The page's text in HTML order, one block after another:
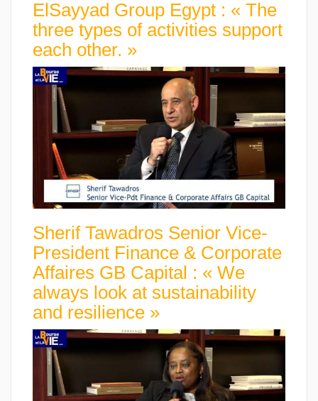
ElSayyad Group Egypt : « The
three types of activities support
each other. »
Sherif Tawadros Senior Vice-
President Finance & Corporate
Affaires GB Capital : « We
always look at sustainability
and resilience »